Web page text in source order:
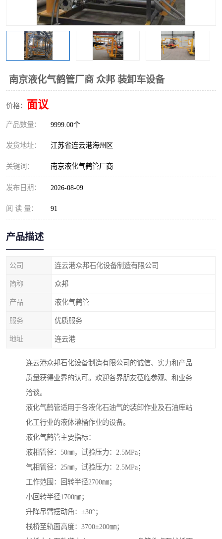
南京液化气鹤管厂商 众邦 装卸车设备
价格： 面议
产品数量： 9999.00个
发货地址： 江苏省连云港海州区
关键词： 南京液化气鹤管厂商
发布日期： 2026-08-09
阅 读 量： 91
产品描述
公司 连云港众邦石化设备制造有限公司
简称 众邦
产品 液化气鹤管
服务 优质服务
地址 连云港
连云港众邦石化设备制造有限公司的诚信、实力和产品
质量获得业界的认可。欢迎各界朋友莅临参观、和业务
洽谈。
液化气鹤管适用于各液化石油气的装卸作业及石油库站
化工行业的液体灌桶作业的设备。
液化气鹤管主要指标：
液相管径：50㎜，试验压力：2.5MPa；
气相管径：25㎜，试验压力：2.5MPa；
工作范围：回转半径2700㎜；
小回转半径1700㎜；
升降吊臂摆动角：±30°；
栈桥至轨面高度：3700±200㎜；